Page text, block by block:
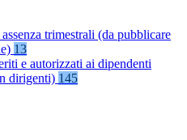
trimestrali (da pubblicare
13
e autorizzati ai dipendenti
dirigenti) 145